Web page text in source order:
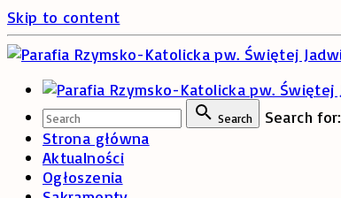
Skip to content
Search
Search for:
Strona główna
Aktualności
Ogłoszenia